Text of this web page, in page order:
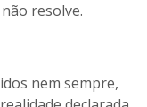
resolve.
nem sempre,